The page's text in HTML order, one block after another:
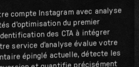
compte Instagram avec analyse
d'optimisation du premier
des CTA à intégrer
service d'analyse évalue votre
épinglé actuelle, détecte les